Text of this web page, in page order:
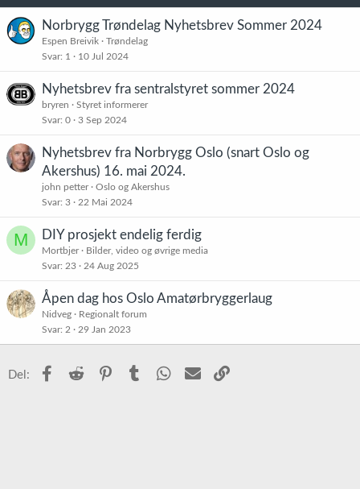
Norbrygg Trøndelag Nyhetsbrev Sommer 2024
Espen Breivik
Trøndelag
Svar 1 10 Jul 2024
Nyhetsbrev fra sentralstyret sommer 2024
bryren
Styret informerer
Svar 0 3 Sep 2024
Nyhetsbrev fra Norbrygg Oslo (snart Oslo og
Akershus) 16. mai 2024.
john petter
Oslo og Akershus
Svar 3 22 Mai 2024
M DIY prosjekt endelig ferdig
Mortbjer
Bilder, video og øvrige media
Svar 23 24 Aug 2025
Åpen dag hos Oslo Amatørbryggerlaug
Nidveg
Regionalt forum
Svar 2 29 Jan 2023
Del: Facebook
Reddit PinterestTumblr WhatsApp
E-post